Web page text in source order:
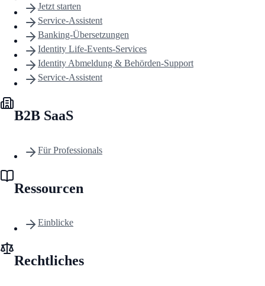
Jetzt starten
Service-Assistent
Banking-Übersetzungen
Identity Life-Events-Services
Identity Abmeldung & Behörden-Support
Service-Assistent
B2B SaaS
Für Professionals
Ressourcen
Einblicke
Rechtliches